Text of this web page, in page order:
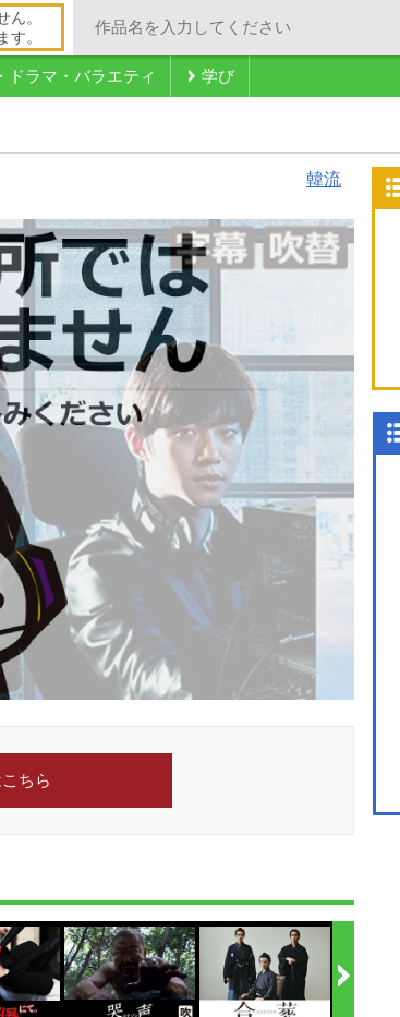
ん。
す。
ドラマ・バラエティ 学び
韓流
ちら